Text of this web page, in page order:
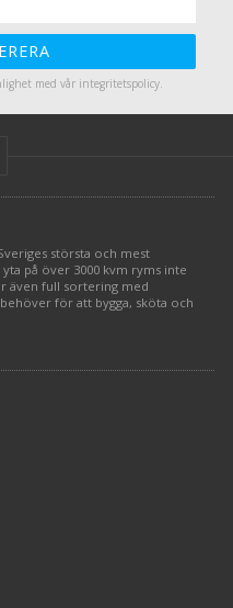
med vår integritetspolicy.
största och mest
på över 3000 kvm ryms inte
även full sortering med
för att bygga, sköta och